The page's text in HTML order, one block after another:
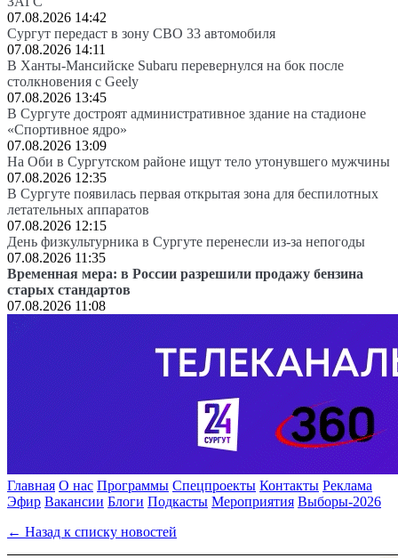
07.08.2026 14:42
Сургут передаст в зону СВО 33 автомобиля
07.08.2026 14:11
В Ханты-Мансийске Subaru перевернулся на бок после
столкновения с Geely
07.08.2026 13:45
В Сургуте достроят административное здание на стадионе
«Спортивное ядро»
07.08.2026 13:09
На Оби в Сургутском районе ищут тело утонувшего мужчины
07.08.2026 12:35
В Сургуте появилась первая открытая зона для беспилотных
летательных аппаратов
07.08.2026 12:15
День физкультурника в Сургуте перенесли из-за непогоды
07.08.2026 11:35
Временная мера: в России разрешили продажу бензина
старых стандартов
07.08.2026 11:08
Главная О нас Программы Спецпроекты Контакты Реклама
Эфир Вакансии Блоги Подкасты Мероприятия Выборы-2026
← Назад к списку новостей